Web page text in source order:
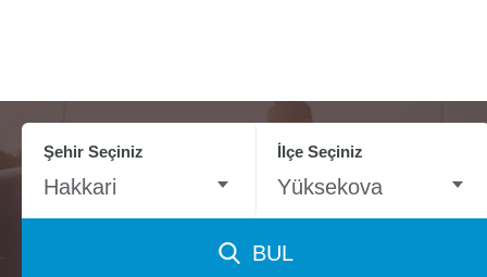
Şehir Seçiniz
Hakkari
İlçe Seçiniz
Yüksekova
BUL